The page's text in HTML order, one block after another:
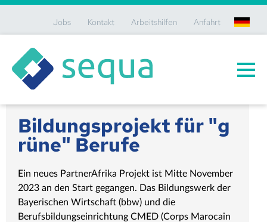
Jobs Kontakt Arbeitshilfen Anfahrt de
Bildungsprojekt für "g
rüne" Berufe
Ein neues PartnerAfrika Projekt ist Mitte November
2023 an den Start gegangen. Das Bildungswerk der
Bayerischen Wirtschaft (bbw) und die
Berufsbildungseinrichtung CMED (Corps Marocain